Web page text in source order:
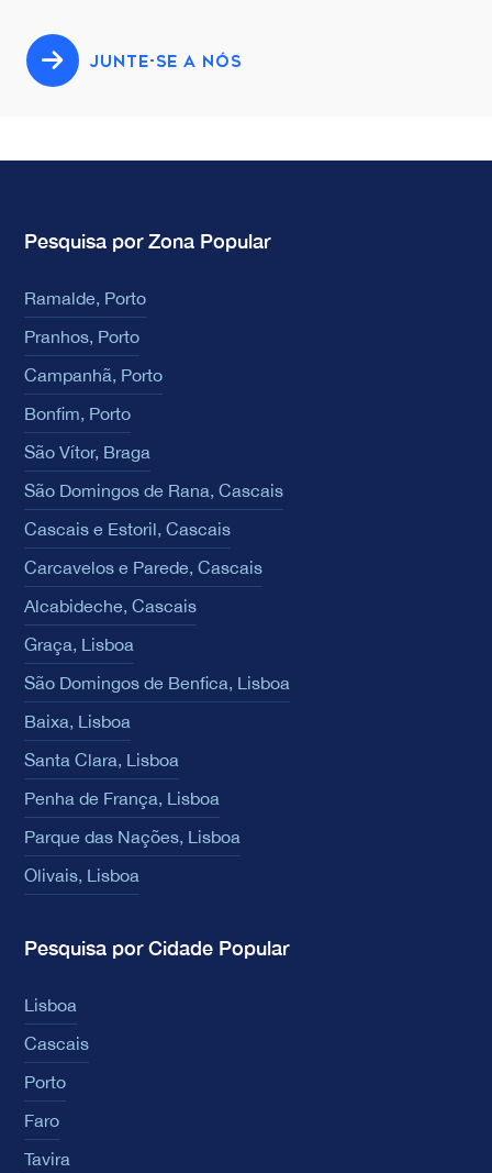
JUNTE-SE A NÓS
Pesquisa por Zona Popular
Ramalde, Porto
Pranhos, Porto
Campanhã, Porto
Bonfim, Porto
São Vítor, Braga
São Domingos de Rana, Cascais
Cascais e Estoril, Cascais
Carcavelos e Parede, Cascais
Alcabideche, Cascais
Graça, Lisboa
São Domingos de Benfica, Lisboa
Baixa, Lisboa
Santa Clara, Lisboa
Penha de França, Lisboa
Parque das Nações, Lisboa
Olivais, Lisboa
Pesquisa por Cidade Popular
Lisboa
Cascais
Porto
Faro
Tavira